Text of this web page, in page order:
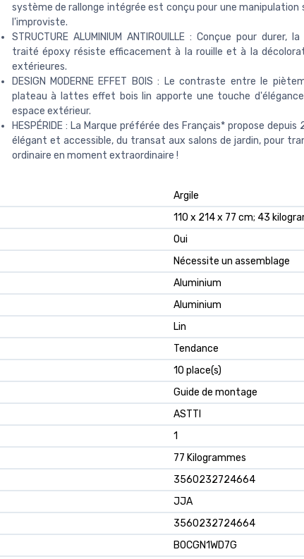
système de rallonge intégrée est conçu pour une manipulation
l'improviste.
STRUCTURE ALUMINIUM ANTIROUILLE : Conçue pour
traité époxy résiste efficacement à la rouille et à la
extérieures.
DESIGN MODERNE EFFET BOIS : Le contraste entre le
plateau à lattes effet bois lin apporte une touche
espace extérieur.
HESPÉRIDE : La Marque préférée des Français* propose
élégant et accessible, du transat aux salons de jardin, pour
ordinaire en moment extraordinaire !
‎Argile
‎110 x 214 x 77 cm; 43
‎Oui
‎Nécessite un assemblage
‎Aluminium
‎Aluminium
‎Lin
‎Tendance
‎10 place(s)
‎Guide de montage
‎ASTTI
‎1
‎77 Kilogrammes
‎3560232724664
‎JJA
‎3560232724664
‎B0CGN1WD7G